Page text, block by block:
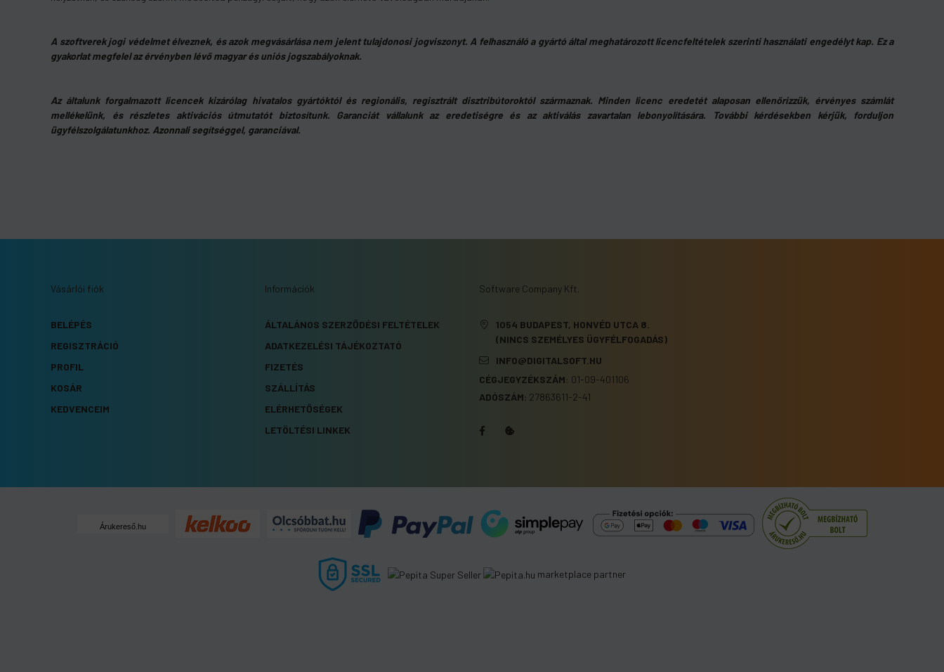
A szoftverek jogi védelmet élveznek, és azok megvásárlása nem jelent tulajdonosi jogviszonyt. A felhasználó a gyártó által meghatározott licencfeltételek szerinti használati engedélyt kap. Ez a
gyakorlat megfelel az érvényben lévő magyar és uniós jogszabályoknak.
Az általunk forgalmazott licencek kizárólag hivatalos gyártóktól és regionális, regisztrált disztribútoroktól származnak. Minden licenc eredetét alaposan ellenőrizzük, érvényes számlát
mellékelünk, és részletes aktivációs útmutatót biztosítunk. Garanciát vállalunk az eredetiségre és az aktiválás zavartalan lebonyolítására. További kérdésekben kérjük, forduljon
ügyfélszolgálatunkhoz. Azonnali segítséggel, garanciával.
Vásárlói fiók
BELÉPÉS
REGISZTRÁCIÓ
PROFIL
KOSÁR
KEDVENCEIM
Információk
ÁLTALÁNOS SZERZŐDÉSI FELTÉTELEK
ADATKEZELÉSI TÁJÉKOZTATÓ
FIZETÉS
SZÁLLÍTÁS
ELÉRHETŐSÉGEK
LETÖLTÉSI LINKEK
Software Company Kft.
1054 BUDAPEST, HONVÉD UTCA 8.
(NINCS SZEMÉLYES ÜGYFÉLFOGADÁS)
INFO@DIGITALSOFT.HU
CÉGJEGYZÉKSZÁM: 01-09-401106
ADÓSZÁM: 27863611-2-41
Árukereső.hu
marketplace partner